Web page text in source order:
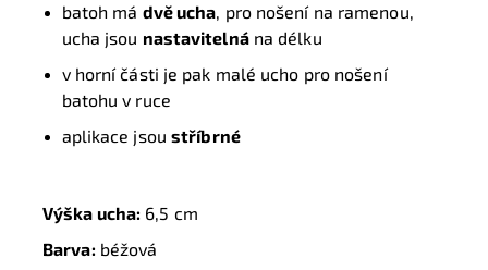
batoh má dvě ucha, pro nošení na ramenou,
ucha jsou nastavitelnána délku
v horní části je pak malé ucho pro nošení
batohu v ruce
aplikace jsou stříbrné
Výška ucha: 6,5 cm
Barva:béžová